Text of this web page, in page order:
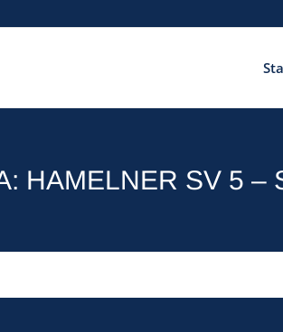
HAMELNER SV 5 –